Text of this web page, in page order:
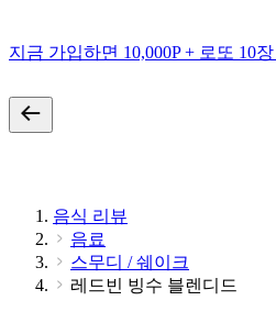
지금 가입하면 10,000P + 로또 10
음식 리뷰
음료
스무디 / 쉐이크
레드빈 빙수 블렌디드